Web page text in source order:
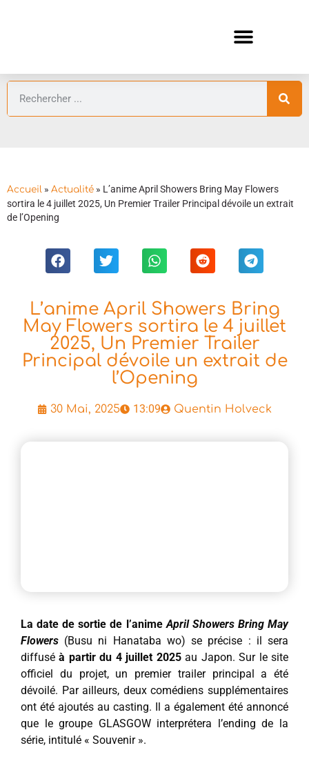
Accueil » Actualité » L’anime April Showers Bring May Flowers
sortira le 4 juillet 2025, Un Premier Trailer Principal dévoile un extrait
de l’Opening
L’anime April Showers Bring
May Flowers sortira le 4 juillet
2025, Un Premier Trailer
Principal dévoile un extrait de
l’Opening
30 Mai, 2025 13:09 Quentin Holveck
La date de sortie de l’animeApril Showers Bring May
Flowers (Busu ni Hanataba wo) se précise : il sera
diffuséà partir du 4 juillet 2025au Japon. Sur le site
officiel du projet, un premier trailer principal a été
dévoilé. Par ailleurs, deux comédiens supplémentaires
ont été ajoutés au casting. Il a également été annoncé
que le groupe GLASGOW interprétera l’ending de la
série, intitulé « Souvenir ».